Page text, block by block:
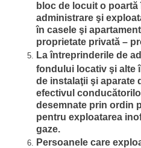
bloc de locuit o
administrare şi
în casele şi
proprietate privată –
La întreprinderile de
fondului locativ şi alte
de instalaţii şi aparate
efectivul
desemnate prin ordin
pentru exploatarea
gaze.
Persoanele care